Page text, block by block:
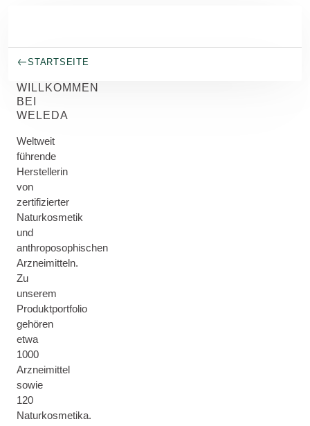
STARTSEITE
WILLKOMMEN
BEI
WELEDA
Weltweit
führende
Herstellerin
von
zertifizierter
Naturkosmetik
und
anthroposophischen
Arzneimitteln.
Zu
unserem
Produktportfolio
gehören
etwa
1000
Arzneimittel
sowie
120
Naturkosmetika.